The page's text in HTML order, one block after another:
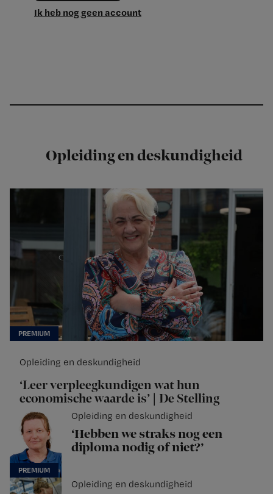
Ik heb nog geen account
Opleiding en deskundigheid
Opleiding en deskundigheid
‘Leer verpleegkundigen wat hun
economische waarde is’ | De Stelling
Opleiding en deskundigheid
‘Hebben we straks nog een
diploma nodig of niet?’
Opleiding en deskundigheid